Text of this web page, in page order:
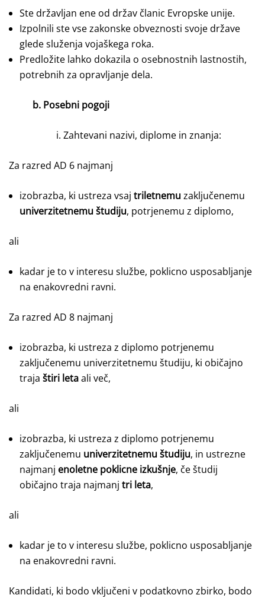
Ste državljan ene od držav članic Evropske unije.
Izpolnili ste vse zakonske obveznosti svoje države
glede služenja vojaškega roka.
Predložite lahko dokazila o osebnostnih lastnostih,
potrebnih za opravljanje dela.
b. Posebni pogoji
i. Zahtevani nazivi, diplome in znanja:
Za razred AD 6 najmanj
izobrazba, ki ustreza vsaj triletnemuzaključenemu
univerzitetnemu študiju, potrjenemu z diplomo,
ali
kadar je to v interesu službe, poklicno usposabljanje
na enakovredni ravni.
Za razred AD 8 najmanj
izobrazba, ki ustreza z diplomo potrjenemu
zaključenemu univerzitetnemu študiju, ki običajno
traja štiri letaali več,
ali
izobrazba, ki ustreza z diplomo potrjenemu
zaključenemu univerzitetnemu študiju, in ustrezne
najmanj enoletne poklicne izkušnje, če študij
običajno traja najmanj tri leta,
ali
kadar je to v interesu službe, poklicno usposabljanje
na enakovredni ravni.
Kandidati, ki bodo vključeni v podatkovno zbirko, bodo